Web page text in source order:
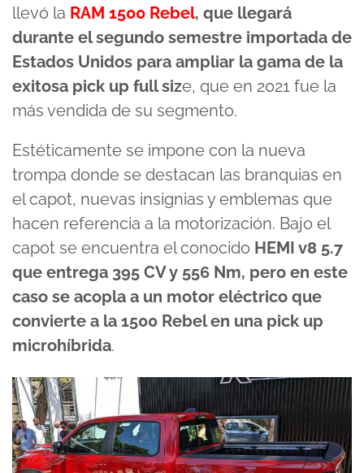
llevó la RAM 1500 Rebel, que llegará
durante el segundo semestre importada de
Estados Unidos para ampliar la gama de la
exitosa pick up full size, que en 2021 fue la
más vendida de su segmento.
Estéticamente se impone con la nueva
trompa donde se destacan las branquias en
el capot, nuevas insignias y emblemas que
hacen referencia a la motorización. Bajo el
capot se encuentra el conocido HEMI v8 5.7
que entrega 395 CV y 556 Nm, pero en este
caso se acopla a un motor eléctrico que
convierte a la 1500 Rebel en una pick up
microhíbrida.